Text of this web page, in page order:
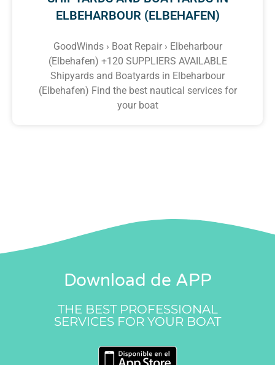
ELBEHARBOUR (ELBEHAFEN)
GoodWinds › Boat Repair › Elbeharbour
(Elbehafen) +120 SUPPLIERS AVAILABLE
Shipyards and Boatyards in Elbeharbour
(Elbehafen) Find the best nautical services for
your boat
Download de APP
THE BEST PROFESSIONAL
SERVICES FOR YOUR BOAT